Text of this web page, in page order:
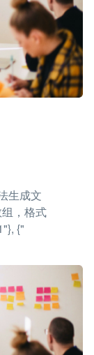
生成文
，格式
{"